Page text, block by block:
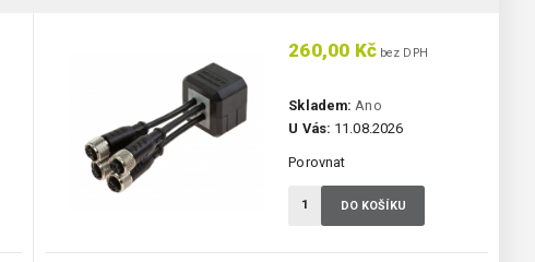
260,00 Kčbez DPH
Skladem: Ano
U Vás: 11.08.2026
Porovnat
DO KOŠÍKU